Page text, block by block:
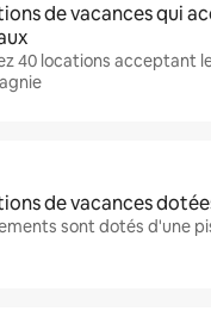
de vacances qui
40 locations acceptant
de vacances
sont dotés d'une